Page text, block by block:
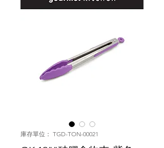
庫存單位： TGD-TON-00021